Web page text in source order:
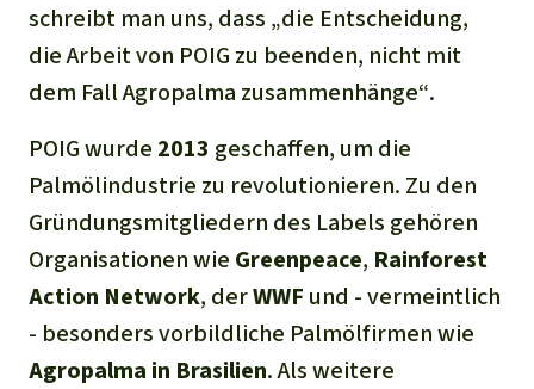
schreibt man uns, dass „die Entscheidung,
die Arbeit von POIG zu beenden, nicht mit
dem Fall Agropalma zusammenhänge“.
POIG wurde 2013 geschaffen, um die
Palmölindustrie zu revolutionieren. Zu den
Gründungsmitgliedern des Labels gehören
Organisationen wie Greenpeace, Rainforest
Action Network, derWWF und - vermeintlich
- besonders vorbildliche Palmölfirmen wie
Agropalma in Brasilien. Als weitere